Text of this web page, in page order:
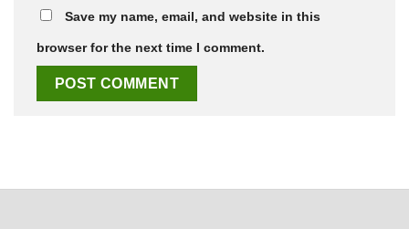
Save my name, email, and website in this
browser for the next time I comment.